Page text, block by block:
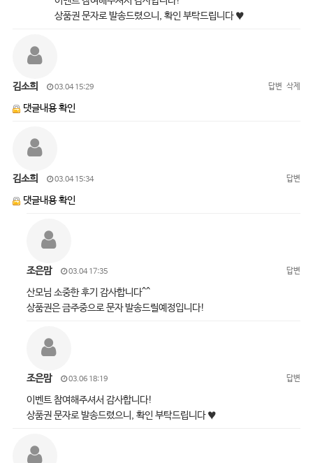
상품권 문자로 발송드렸으니, 확인 부탁드립니다 ♥
김소희 03.04 15:29 답변 삭제
댓글내용 확인
김소희 03.04 15:34 답변
댓글내용 확인
조은맘 03.04 17:35 답변
산모님 소중한 후기 감사합니다^^
상품권은 금주중으로 문자 발송드릴예정입니다!
조은맘 03.06 18:19 답변
이벤트 참여해주셔서 감사합니다!
상품권 문자로 발송드렸으니, 확인 부탁드립니다 ♥